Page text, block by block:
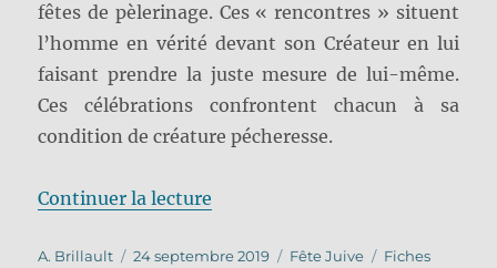
fêtes de pèlerinage. Ces « rencontres » situent
l’homme en vérité devant son Créateur en lui
faisant prendre la juste mesure de lui-même.
Ces célébrations confrontent chacun à sa
condition de créature pécheresse.
Continuer la lecture
Auteur
A. Brillault
Publié
24 septembre 2019 Catégories
Fête Juive Étiquettes
Fiches